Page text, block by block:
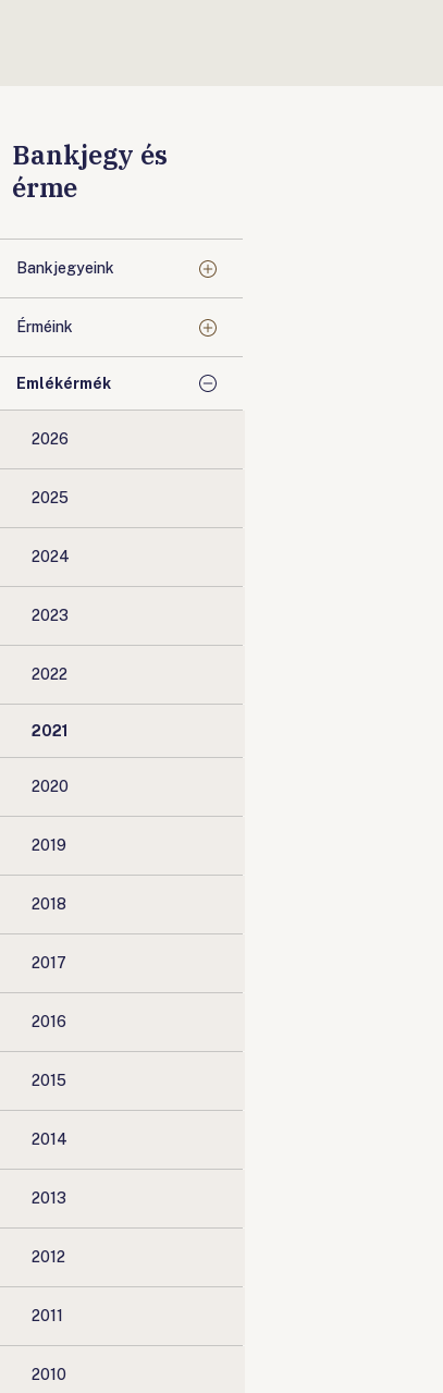
Bankjegy és
érme
Bankjegyeink
Érméink
Emlékérmék
2026
2025
2024
2023
2022
2021
2020
2019
2018
2017
2016
2015
2014
2013
2012
2011
2010